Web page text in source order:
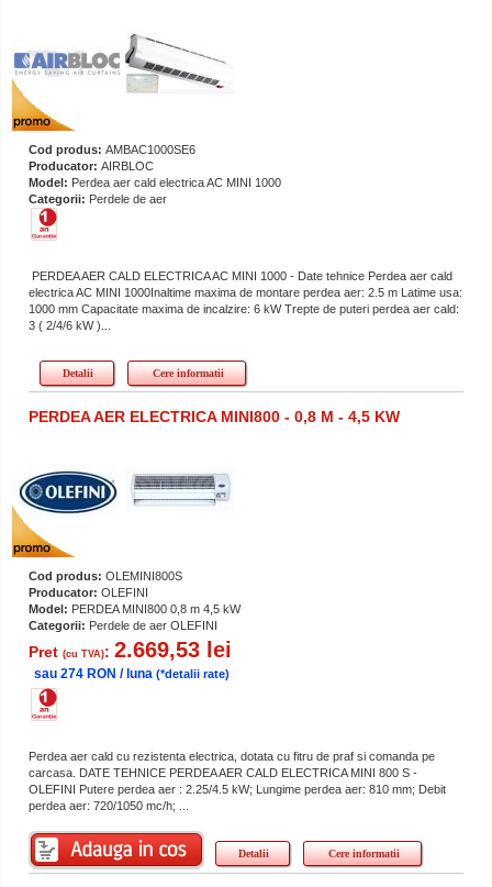
Cod produs: AMBAC1000SE6
Producator: AIRBLOC
Model: Perdea aer cald electrica AC MINI 1000
Categorii: Perdele de aer
PERDEA AER CALD ELECTRICA AC MINI 1000 - Date tehnice Perdea aer cald
electrica AC MINI 1000Inaltime maxima de montare perdea aer: 2.5 m Latime usa:
1000 mm Capacitate maxima de incalzire: 6 kW Trepte de puteri perdea aer cald:
3 ( 2/4/6 kW )...
Detalii Cere informatii
PERDEA AER ELECTRICA MINI800 - 0,8 M - 4,5 KW
Cod produs: OLEMINI800S
Producator: OLEFINI
Model: PERDEA MINI800 0,8 m 4,5 kW
Categorii: Perdele de aer OLEFINI
Pret (cu TVA): 2.669,53 lei
sau 274 RON / luna (*detalii rate)
Perdea aer cald cu rezistenta electrica, dotata cu fitru de praf si comanda pe
carcasa. DATE TEHNICE PERDEA AER CALD ELECTRICA MINI 800 S -
OLEFINI Putere perdea aer : 2.25/4.5 kW; Lungime perdea aer: 810 mm; Debit
perdea aer: 720/1050 mc/h; ...
Detalii Cere informatii